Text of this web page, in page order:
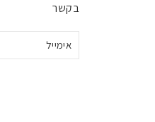
בקשר
אימייל